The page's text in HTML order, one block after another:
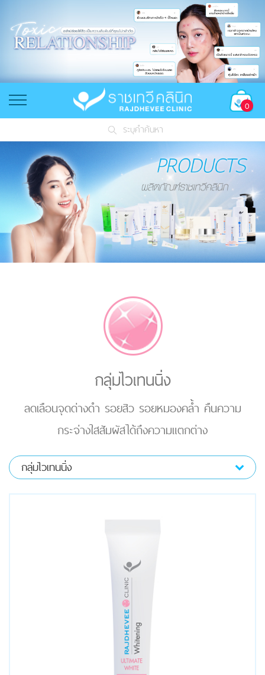
0
ระบุคำค้นหา
กลุ่มไวเทนนิ่ง
ลดเลือนจุดด่างดำ รอยสิว รอยหมองคล้ำ คืนความ
กระจ่างใสสัมผัสได้ถึงความแตกต่าง